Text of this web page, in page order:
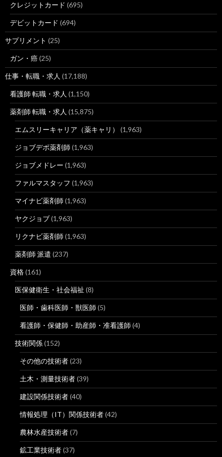
クレジットカード (695)
デビットカード (694)
サプリメント (25)
ガン・癌(25)
仕事・転職・求人 (17,188)
看護師 転職・求人 (1,150)
薬剤師 転職・求人 (15,875)
エムスリーキャリア（薬キャリ） (1,963)
ジョブデポ薬剤師 (1,963)
ジョブメドレー (1,963)
ファルマスタッフ (1,963)
マイナビ薬剤師 (1,963)
ヤクジョブ(1,963)
リクナビ薬剤師 (1,963)
薬剤師 派遣 (237)
資格(161)
医保健衛生・社会福祉 (8)
医師・歯科医師・獣医師 (5)
看護師・保健師・助産師・准看護師 (4)
技術関係(152)
その他の技術者(23)
土木・測量技術者(39)
建設関係技術者(40)
情報処理（IT）関係技術者(42)
農林水産技術者(7)
鉱工業技術者(37)